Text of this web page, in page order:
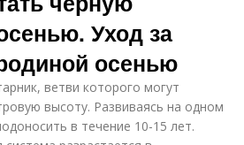
Уход за
осенью
ветви которого могут
высоту. Развиваясь на одном
в течение 10-15 лет.